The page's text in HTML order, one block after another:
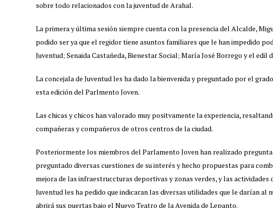
sobre todo relacionados con la juventud de Arahal.
La primera y última sesión siempre cuenta con la presencia del Alcalde,
podido ser ya que el regidor tiene asuntos familiares que le han impedido
Juventud; Senaida Castañeda, Bienestar Social; María José Borrego y el
La concejala de Juventud les ha dado la bienvenida y preguntado por el
esta edición del Parlmento Joven.
Las chicas y chicos han valorado muy positvamente la experiencia,
compañeras y compañeros de otros centros de la ciudad.
Posteriormente los miembros del Parlamento Joven han realizado
preguntado diversas cuestiones de su interés y hecho propuestas para
mejora de las infraestruccturas deportivas y zonas verdes, y las
Juventud les ha pedido que indicaran las diversas utilidades que le darían al
abrirá sus puertas bajo el Nuevo Teatro de la Avenida de Lepanto.